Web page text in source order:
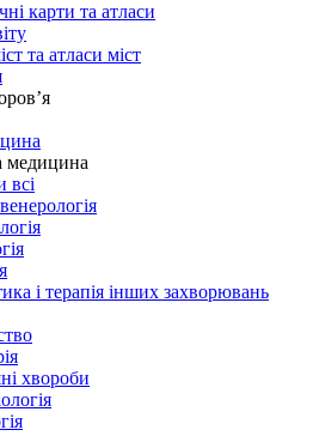
карти та атласи
та атласи міст
медицина
всі
і терапія інших захворювань
хвороби